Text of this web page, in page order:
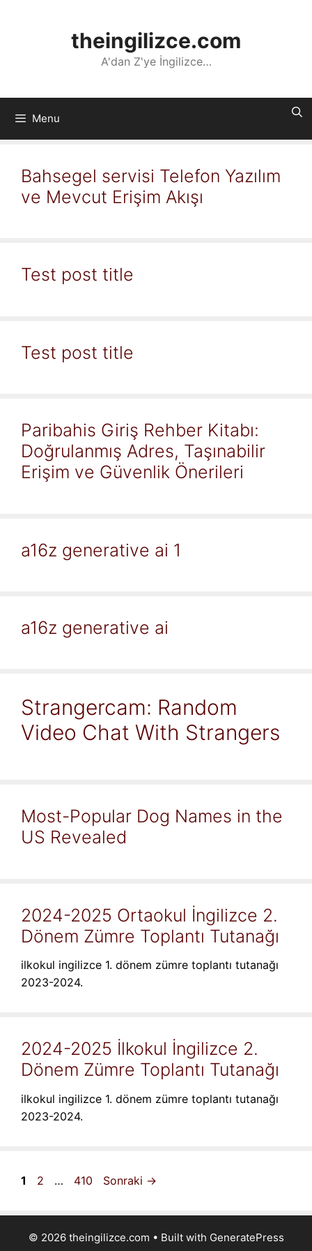
theingilizce.com
A'dan Z'ye İngilizce…
Menu
Bahsegel servisi Telefon Yazılım
ve Mevcut Erişim Akışı
Test post title
Test post title
Paribahis Giriş Rehber Kitabı:
Doğrulanmış Adres, Taşınabilir
Erişim ve Güvenlik Önerileri
a16z generative ai 1
a16z generative ai
Strangercam: Random
Video Chat With Strangers
Most-Popular Dog Names in the
US Revealed
2024-2025 Ortaokul İngilizce 2.
Dönem Zümre Toplantı Tutanağı
ilkokul ingilizce 1. dönem zümre toplantı tutanağı
2023-2024.
2024-2025 İlkokul İngilizce 2.
Dönem Zümre Toplantı Tutanağı
ilkokul ingilizce 1. dönem zümre toplantı tutanağı
2023-2024.
Sayfa
1 Sayfa
2 … Sayfa
410 Sonraki →
© 2026 theingilizce.com • Built with GeneratePress